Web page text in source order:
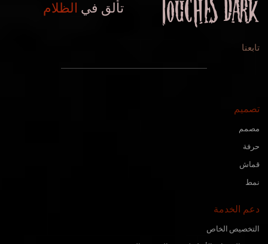
تألق في الظلام
تابعنا
تصميم
مصمم
حرفة
قماش
نمط
دعم الخدمة
التخصيص الخاص